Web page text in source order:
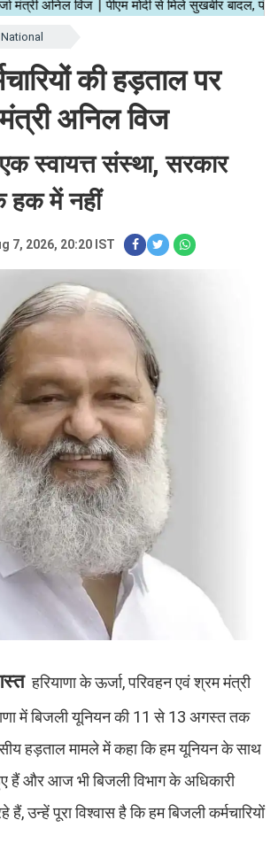
National
की हड़ताल पर
अनिल विज
स्वायत्त संस्था, सरकार
हक में नहीं
7, 2026, 20:20 IST
हरियाणा के ऊर्जा, परिवहन एवं श्रम मंत्री
में बिजली यूनियन की 11 से 13 अगस्त तक
हड़ताल मामले में कहा कि हम यूनियन के साथ
हैं और आज भी बिजली विभाग के अधिकारी
उन्हें पूरा विश्वास है कि हम बिजली कर्मचारियों